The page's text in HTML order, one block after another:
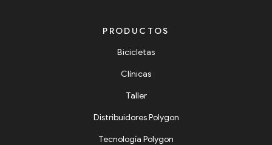
PRODUCTOS
Bicicletas
Clínicas
Taller
Distribuidores Polygon
Tecnología Polygon